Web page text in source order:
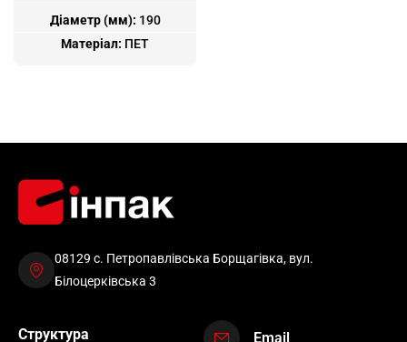
Діаметр (мм): 190
Матеріал: ПЕТ
08129 с. Петропавлівська Борщагівка, вул.
Білоцерківська 3
Структура Email